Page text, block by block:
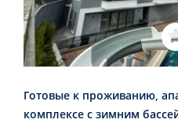
Готовые к проживанию,
комплексе с зимним